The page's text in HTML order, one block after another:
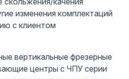
изменения комплектаций
с клиентом
вертикальные фрезерные
центры с ЧПУ серии